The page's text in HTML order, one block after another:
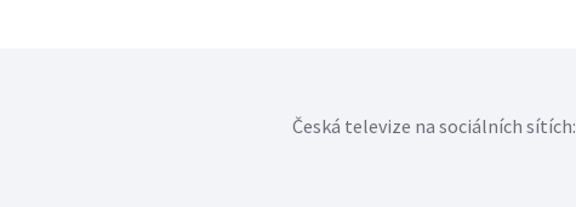
Česká televize na sociálních sítích: